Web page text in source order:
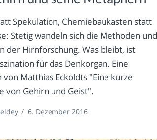
Spekulation, Chemiebaukasten statt
Stetig wandeln sich die Methoden und
der Hirnforschung. Was bleibt, ist
für das Denkorgan. Eine
von Matthias Eckoldts "Eine kurze
von Gehirn und Geist".
/ 6. Dezember 2016